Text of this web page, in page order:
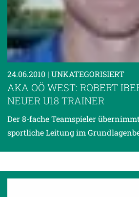
24.06.2010 | UNKATEGORISIERT
AKA OÖ WEST: ROBERT
NEUER U18 TRAINER
Der 8-fache Teamspieler
sportliche Leitung im